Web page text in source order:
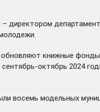
директором
обновляют книжные
октябрь 2024
восемь модельных